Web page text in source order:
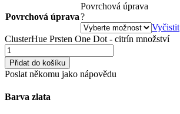
Povrchová úprava
Povrchová úprava
?
Vyčistit
ClusterHue Prsten One Dot - citrín množství
Přidat do košíku
Poslat někomu jako nápovědu
Barva zlata